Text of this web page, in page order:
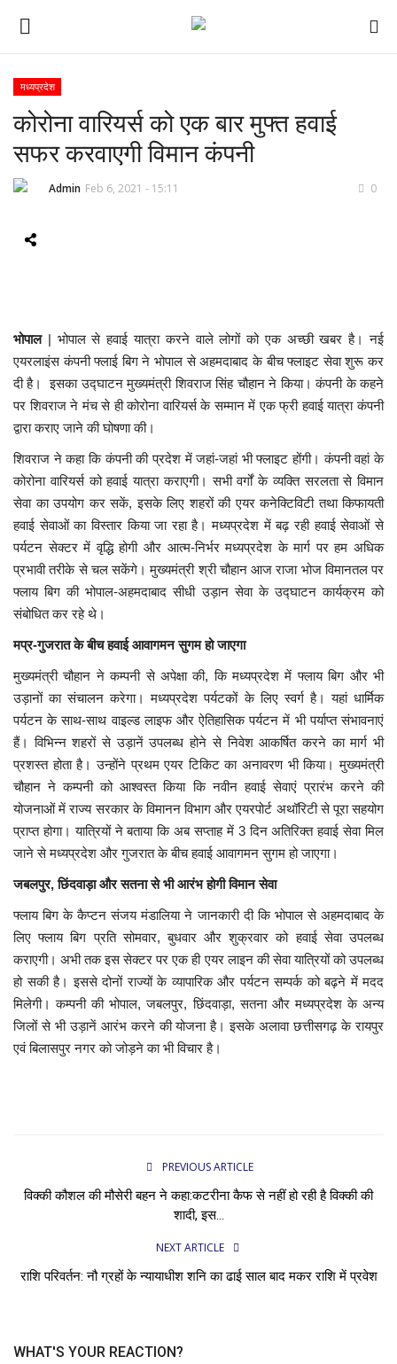
ई-पेपर
होम
देश
दुनिया
मध्यप्रदेश
छत्तीसगढ़
मनोरंजन
लाइफस्टाइल
खेल
व्यापार
टेक न्यूज़
मध्यप्रदेश
कोरोना वारियर्स को एक बार मुफ्त हवाई
सफर करवाएगी विमान कंपनी
Admin Feb 6, 2021 - 15:11 0
भोपाल | भोपाल से हवाई यात्रा करने वाले लोगों को एक अच्छी खबर है। नई
एयरलाइंस कंपनी फ्लाई बिग ने भोपाल से अहमदाबाद के बीच फ्लाइट सेवा शुरू कर
दी है। इसका उद्घाटन मुख्यमंत्री शिवराज सिंह चौहान ने किया। कंपनी के कहने
पर शिवराज ने मंच से ही कोरोना वारियर्स के सम्मान में एक फ्री हवाई यात्रा कंपनी
द्वारा कराए जाने की घोषणा की।
शिवराज ने कहा कि कंपनी की प्रदेश में जहां-जहां भी फ्लाइट होंगी। कंपनी वहां के
कोरोना वारियर्स को हवाई यात्रा कराएगी। सभी वर्गों के व्यक्ति सरलता से विमान
सेवा का उपयोग कर सकें, इसके लिए शहरों की एयर कनेक्टिविटी तथा किफायती
हवाई सेवाओं का विस्तार किया जा रहा है। मध्यप्रदेश में बढ़ रही हवाई सेवाओं से
पर्यटन सेक्टर में वृद्धि होगी और आत्म-निर्भर मध्यप्रदेश के मार्ग पर हम अधिक
प्रभावी तरीके से चल सकेंगे। मुख्यमंत्री श्री चौहान आज राजा भोज विमानतल पर
फ्लाय बिग की भोपाल-अहमदाबाद सीधी उड़ान सेवा के उद्घाटन कार्यक्रम को
संबोधित कर रहे थे।
मप्र-गुजरात के बीच हवाई आवागमन सुगम हो जाएगा
मुख्यमंत्री चौहान ने कम्पनी से अपेक्षा की, कि मध्यप्रदेश में फ्लाय बिग और भी
उड़ानों का संचालन करेगा। मध्यप्रदेश पर्यटकों के लिए स्वर्ग है। यहां धार्मिक
पर्यटन के साथ-साथ वाइल्ड लाइफ और ऐतिहासिक पर्यटन में भी पर्याप्त संभावनाएं
हैं। विभिन्न शहरों से उड़ानें उपलब्ध होने से निवेश आकर्षित करने का मार्ग भी
प्रशस्त होता है। उन्होंने प्रथम एयर टिकिट का अनावरण भी किया। मुख्यमंत्री
चौहान ने कम्पनी को आश्वस्त किया कि नवीन हवाई सेवाएं प्रारंभ करने की
योजनाओं में राज्य सरकार के विमानन विभाग और एयरपोर्ट अथॉरिटी से पूरा सहयोग
प्राप्त होगा। यात्रियों ने बताया कि अब सप्ताह में 3 दिन अतिरिक्त हवाई सेवा मिल
जाने से मध्यप्रदेश और गुजरात के बीच हवाई आवागमन सुगम हो जाएगा।
जबलपुर, छिंदवाड़ा और सतना से भी आरंभ होगी विमान सेवा
फ्लाय बिग के कैप्टन संजय मंडालिया ने जानकारी दी कि भोपाल से अहमदाबाद के
लिए फ्लाय बिग प्रति सोमवार, बुधवार और शुक्रवार को हवाई सेवा उपलब्ध
कराएगी। अभी तक इस सेक्टर पर एक ही एयर लाइन की सेवा यात्रियों को उपलब्ध
हो सकी है। इससे दोनों राज्यों के व्यापारिक और पर्यटन सम्पर्क को बढ़ने में मदद
मिलेगी। कम्पनी की भोपाल, जबलपुर, छिंदवाड़ा, सतना और मध्यप्रदेश के अन्य
जिलों से भी उड़ानें आरंभ करने की योजना है। इसके अलावा छत्तीसगढ़ के रायपुर
एवं बिलासपुर नगर को जोड़ने का भी विचार है।
PREVIOUS ARTICLE
विक्की कौशल की मौसेरी बहन ने कहा:कटरीना कैफ से नहीं हो रही है विक्की की
शादी, इस...
NEXT ARTICLE
राशि परिवर्तन: नौ ग्रहों के न्यायाधीश शनि का ढाई साल बाद मकर राशि में प्रवेश
WHAT'S YOUR REACTION?